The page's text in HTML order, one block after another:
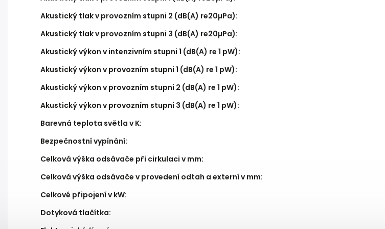
Akustický tlak v provozním stupni 2 (dB(A) re20µPa):
Akustický tlak v provozním stupni 3 (dB(A) re20µPa):
Akustický výkon v intenzivním stupni 1 (dB(A) re 1 pW):
Akustický výkon v provozním stupni 1 (dB(A) re 1 pW):
Akustický výkon v provozním stupni 2 (dB(A) re 1 pW):
Akustický výkon v provozním stupni 3 (dB(A) re 1 pW):
Barevná teplota světla v K:
Bezpečnostní vypínání:
Celková výška odsávače při cirkulaci v mm:
Celková výška odsávače v provedení odtah a externí v mm:
Celkové připojení v kW:
Dotyková tlačítka: